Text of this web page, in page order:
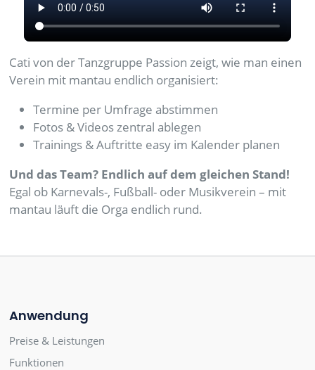
Cati von der Tanzgruppe Passion zeigt, wie man einen
Verein mit mantau endlich organisiert:
Termine per Umfrage abstimmen
Fotos & Videos zentral ablegen
Trainings & Auftritte easy im Kalender planen
Und das Team? Endlich auf dem gleichen Stand!
Egal ob Karnevals-, Fußball- oder Musikverein – mit
mantau läuft die Orga endlich rund.
Anwendung
Preise & Leistungen
Funktionen